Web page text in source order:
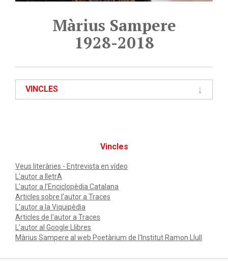
Màrius Sampere
1928-2018
VINCLES
Vincles
Veus literàries - Entrevista en vídeo
L'autor a lletrA
L'autor a l'Enciclopèdia Catalana
Articles sobre l'autor a Traces
L'autor a la Viquipèdia
Articles de l'autor a Traces
L'autor al Google Llibres
Màrius Sampere al web Poetàrium de l'Institut Ramon Llull